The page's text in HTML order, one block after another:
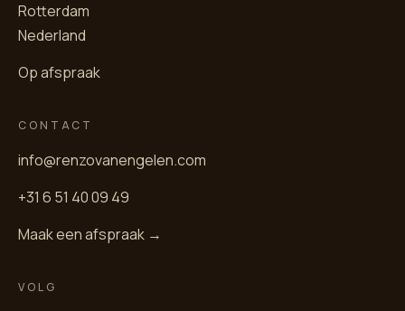
Rotterdam
Nederland
Op afspraak
CONTACT
info@renzovanengelen.com
+31 6 51 40 09 49
Maak een afspraak →
VOLG